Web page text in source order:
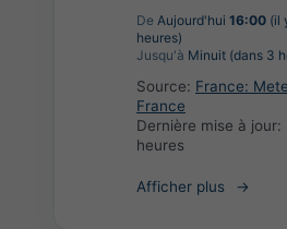
De Aujourd'hui 16:00 (il
heures)
Jusqu'à Minuit (dans 3
Source: France:
France
Dernière mise à jour:
heures
Afficher plus